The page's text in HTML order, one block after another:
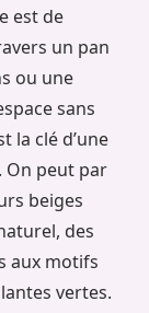
est de
un pan
ou une
sans
la clé d’une
On peut par
beiges
des
aux motifs
vertes.